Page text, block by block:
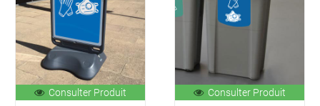
Consulter Produit
Consulter Produit